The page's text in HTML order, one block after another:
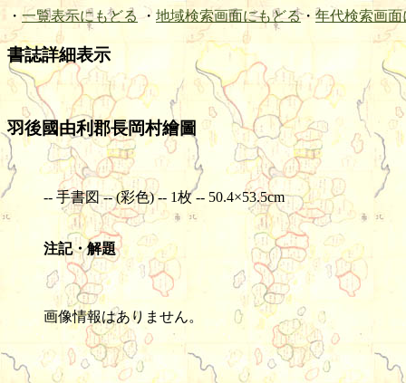
・ 一覧表示にもどる ・ 地域検索画面にもどる・ 年代検索画面
書誌詳細表示
羽後國由利郡長岡村繪圖
-- 手書図 -- (彩色) -- 1枚 -- 50.4×53.5cm
注記・解題
画像情報はありません。